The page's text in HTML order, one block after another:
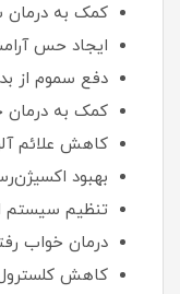
کمک به
ایجاد حس
دفع سموم از
کمک به
کاهش علائم
بهبود
تنظیم سیستم
درمان خواب
کاهش